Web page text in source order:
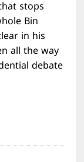
stops
Bin
in his
all the way
debate